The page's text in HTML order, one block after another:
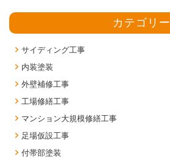
カテゴリー
サイディング工事
内装塗装
外壁補修工事
工場修繕工事
マンション大規模修繕工事
足場仮設工事
付帯部塗装